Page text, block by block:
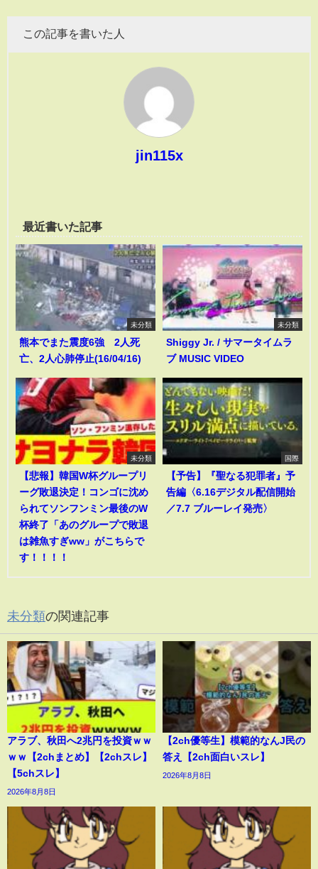
この記事を書いた人
jin115x
最近書いた記事
未分類
熊本でまた震度6強 2人死
亡、2人心肺停止(16/04/16)
未分類
Shiggy Jr. / サマータイムラ
ブ MUSIC VIDEO
未分類
【悲報】韓国W杯グループリ
ーグ敗退決定！コンゴに沈め
られてソンフンミン最後のW
杯終了「あのグループで敗退
は雑魚すぎww」がこちらで
す！！！！
国際
【予告】『聖なる犯罪者』予
告編〈6.16デジタル配信開始
／7.7 ブルーレイ発売〉
未分類の関連記事
アラブ、秋田へ2兆円を投資ｗｗ
ｗｗ【2chまとめ】【2chスレ】
【5chスレ】
2026年8月8日
【2ch優等生】模範的なんJ民の
答え【2ch面白いスレ】
2026年8月8日